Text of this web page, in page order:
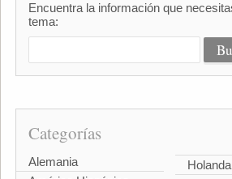
Encuentra la información que
tema:
Categorías
Alemania
Holanda